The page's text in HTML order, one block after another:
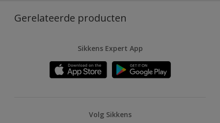
Gerelateerde producten
Sikkens Expert App
Volg Sikkens